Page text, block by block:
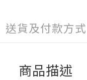
送貨及付款方式
商品描述